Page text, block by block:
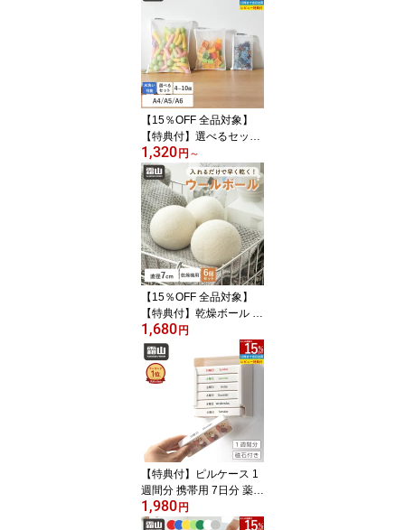
【15％OFF 全品対象】
【特典付】選べるセット
メッシュケース A4 A5 A
6 ファスナーケース 小物
収納 書類整理 書類 収納
ケース メッシュ ケース
ポーチ マルチケース マ
ルチ メッシュポーチ ナ
イロン 小物 書類 メモ帳
収納用品 おしゃれ ファ
スナー ホワイト 霜山
1,320円 ～
【15％OFF 全品対象】
【特典付】乾燥ボール 6
個セット 乾燥機 乾燥 衣
類 洋服 節電 時短 ドライ
ボール ドライヤーボール
7cm ウールボール 除湿
ボール 洗濯乾燥ボール
洗濯ボール ドラム式 梅
雨 部屋干し 梅雨対策 湿
気 湿気対策 衣類乾燥 生
乾き対策 霜山
1,680円
【特典付】ピルケース 1
週間分 携帯用 7日分 薬ケ
ース 薬入れ 持ち運び コ
ンパクト 薬箱 飲み忘れ
1,980円